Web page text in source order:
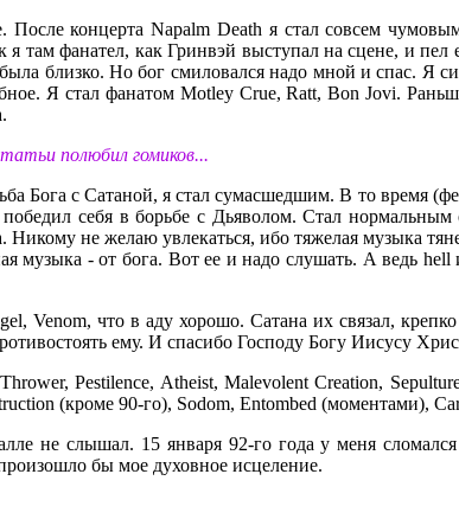
концерта Napalm Death я стал совсем
я там фанател, как Гринвэй выступал на сцене, и
была близко. Но бог смиловался надо мной и спас.
Я стал фанатом Motley Crue, Ratt, Bon Jovi.
полюбил гомиков...
Бога с Сатаной, я стал сумасшедшим. В то время
себя в борьбе с Дьяволом. Стал
Никому не желаю увлекаться, ибо тяжелая музыка
музыка - от бога. Вот ее и надо слушать. А ведь
Venom, что в аду хорошо. Сатана их связал,
ему. И спасибо Господу Богу Иисусу
Pestilence, Atheist, Malevolent Creation,
(кроме 90-го), Sodom, Entombed (моментами),
не слышал. 15 января 92-го года у меня
бы мое духовное исцеление.